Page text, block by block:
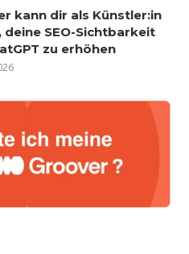
kann dir als Künstler:in
deine SEO-Sichtbarkeit
zu erhöhen